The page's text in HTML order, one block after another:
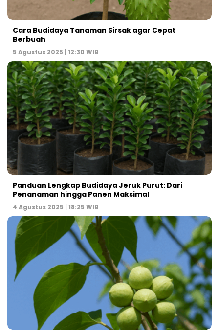
Cara Budidaya Tanaman Sirsak agar Cepat
Berbuah
5 Agustus 2025 | 12:30 WIB
Panduan Lengkap Budidaya Jeruk Purut: Dari
Penanaman hingga Panen Maksimal
4 Agustus 2025 | 18:25 WIB